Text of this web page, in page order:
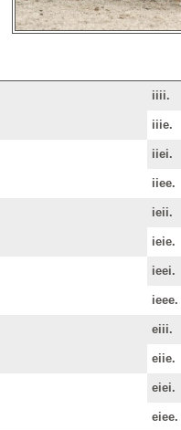
iiii.
iiie.
iiei.
iiee.
ieii.
ieie.
ieei.
ieee.
eiii.
eiie.
eiei.
eiee.